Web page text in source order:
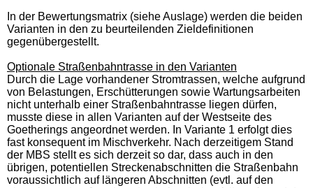
In der Bewertungsmatrix (siehe Auslage) werden die beiden
Varianten in den zu beurteilenden Zieldefinitionen
gegenübergestellt.
Optionale Straßenbahntrasse in den Varianten
Durch die Lage vorhandener Stromtrassen, welche aufgrund
von Belastungen, Erschütterungen sowie Wartungsarbeiten
nicht unterhalb einer Straßenbahntrasse liegen dürfen,
musste diese in allen Varianten auf der Westseite des
Goetherings angeordnet werden. In Variante 1 erfolgt dies
fast konsequent im Mischverkehr. Nach derzeitigem Stand
der MBS stellt es sich derzeit so dar, dass auch in den
übrigen, potentiellen Streckenabschnitten die Straßenbahn
voraussichtlich auf längeren Abschnitten (evtl. auf den